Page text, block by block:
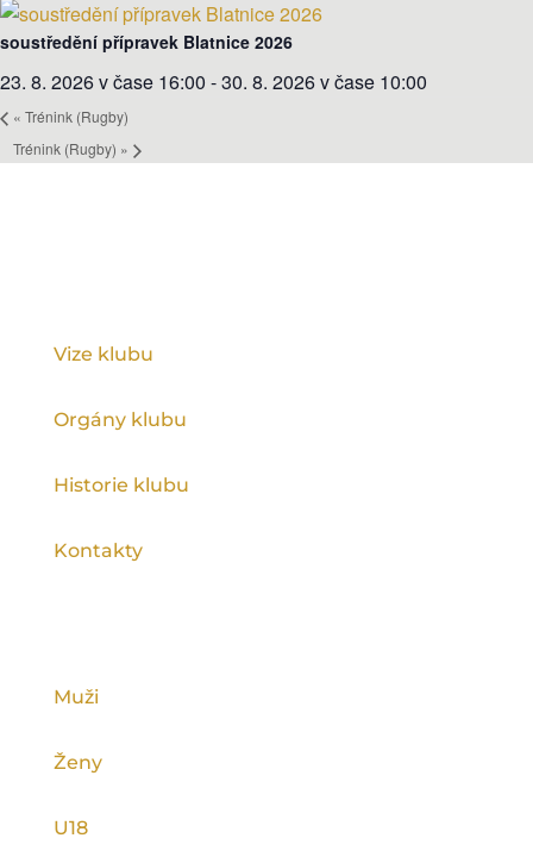
soustředění přípravek Blatnice 2026
23. 8. 2026 v čase 16:00 -30. 8. 2026 v čase 10:00
« Trénink (Rugby)
Trénink (Rugby) »
Vize klubu
Orgány klubu
Historie klubu
Kontakty
Muži
Ženy
U18